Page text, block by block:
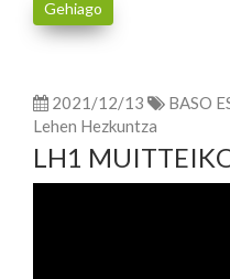
Gehiago
2021/12/13 BASO
Lehen Hezkuntza
LH1